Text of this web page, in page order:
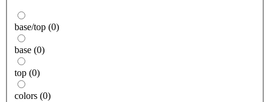
base/top (0)
base (0)
top (0)
colors (0)